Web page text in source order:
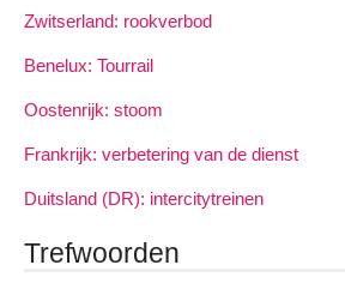
Zwitserland: rookverbod
Benelux: Tourrail
Oostenrijk: stoom
Frankrijk: verbetering van de dienst
Duitsland (DR): intercitytreinen
Trefwoorden